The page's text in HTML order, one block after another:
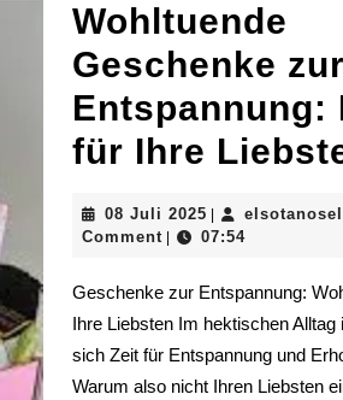
Wohltuende
Geschenke zur
Entspannung:
für Ihre
08 Juli 2025 08
Juli
Comment
07:54
Geschenke zur Entspannung:
Ihre Liebsten Im hektischen Alltag
sich Zeit für Entspannung und
Warum also nicht Ihren Liebsten